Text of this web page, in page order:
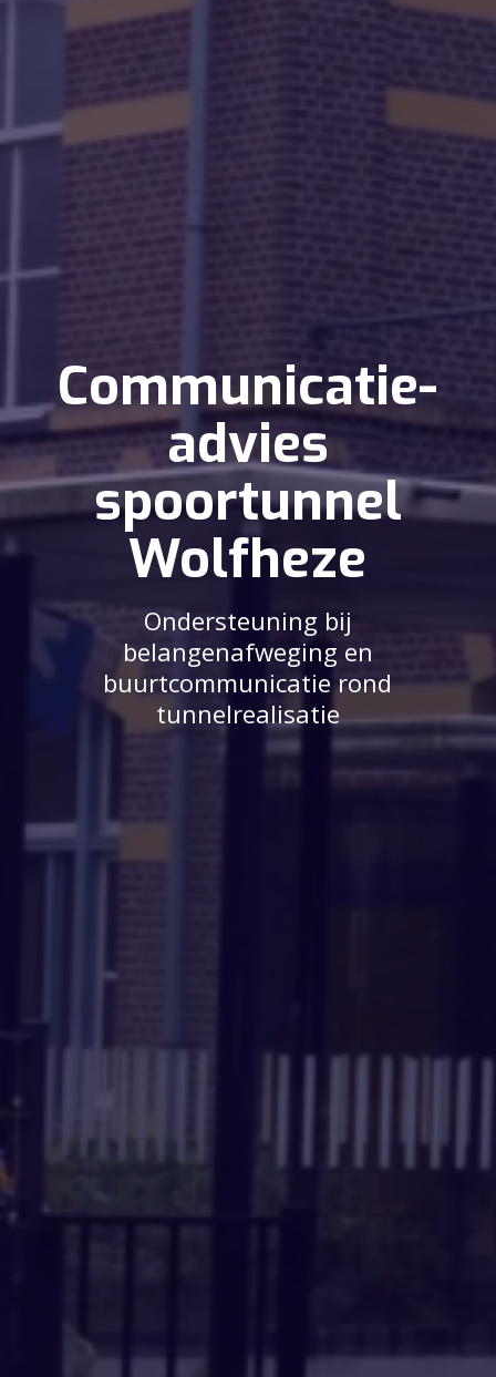
Communicatie-
advies
spoortunnel
Wolfheze
Ondersteuning bij
belangenafweging en
buurtcommunicatie rond
tunnelrealisatie